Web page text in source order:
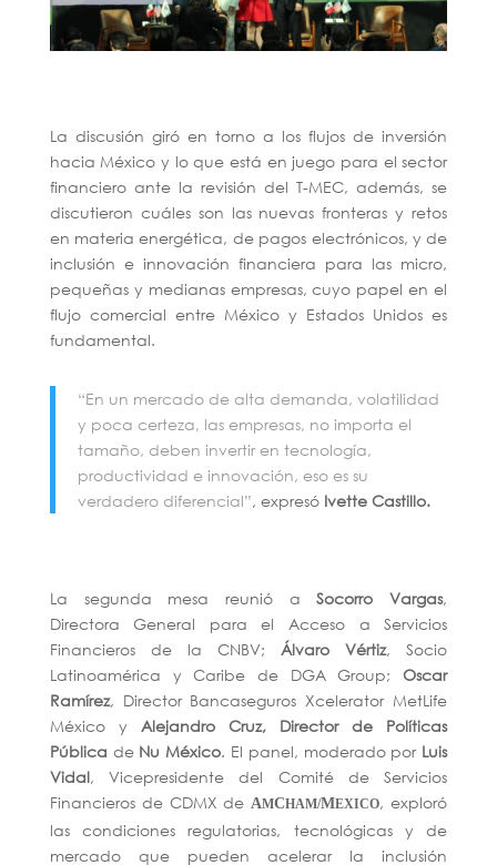
La discusión giró en torno a los flujos de inversión
hacia México y lo que está en juego para el sector
financiero ante la revisión del T-MEC, además, se
discutieron cuáles son las nuevas fronteras y retos
en materia energética, de pagos electrónicos, y de
inclusión e innovación financiera para las micro,
pequeñas y medianas empresas, cuyo papel en el
flujo comercial entre México y Estados Unidos es
fundamental.
“En un mercado de alta demanda, volatilidad
y poca certeza, las empresas, no importa el
tamaño, deben invertir en tecnología,
productividad e innovación, eso es su
verdadero diferencial”, expresó Ivette Castillo.
La segunda mesa reunió aSocorro Vargas,
Directora General para el Acceso a Servicios
Financieros de la CNBV;Álvaro Vértiz, Socio
Latinoamérica y Caribe de DGA Group;Oscar
Ramírez, Director Bancaseguros Xcelerator MetLife
México y Alejandro Cruz, Director de Políticas
Pública deNu México. El panel, moderado por Luis
Vidal, Vicepresidente del Comité de Servicios
Financieros de CDMX deAMCHAM/MEXICO, exploró
las condiciones regulatorias, tecnológicas y de
mercado que pueden acelerar la inclusión